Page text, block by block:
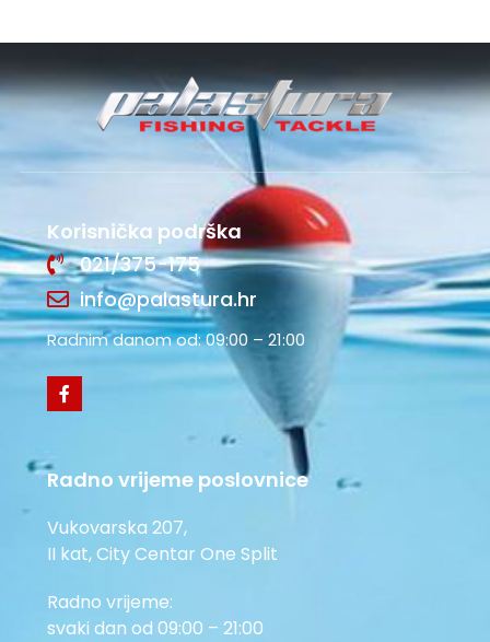
Korisnička podrška
021/375-175
info@palastura.hr
Radnim danom od: 09:00 – 21:00
Radno vrijeme poslovnice
Vukovarska 207,
II kat, City Centar One Split
Radno vrijeme:
svaki dan od 09:00 – 21:00